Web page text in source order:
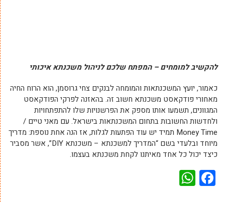
להקשיב למומחים – המפתח שלכם לניהול משכנתא איכותי
כאמור, יועץ המשכנתאות והמומחה לבנקים צחי גרוסמן, הוא הרוח החיה
מאחורי פודקאסט משכנתא חשוב זה. בהאזנה לפרקי הפודקאסט
המגוונים, תשמעו אותו מספק את הפרשנויות שלו להתפתחויות
ולחדשות החשובות בתחום המשכנתאות בישראל. עם מאני טיים /
Money Time תמיד יש עוד הפתעות לגלות, אז הנה אחת נוספת: מדריך
מיוחד ובלעדי בשם “המדריך למשכנתא – משכנתא DIY”, אשר מסביר
כיצד יכול כל אחד מאיתנו לקחת משכנתא בעצמו.
Facebook